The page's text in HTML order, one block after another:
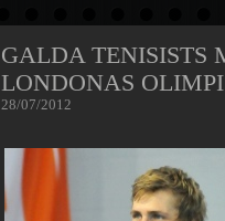
GALDA TENISISTS
LONDONAS
28/07/2012